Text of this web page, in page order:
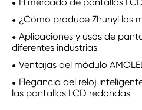
¿Cómo produce Zhunyi los
Aplicaciones y usos de
diferentes industrias
Ventajas del módulo
Elegancia del reloj
las pantallas LCD redondas